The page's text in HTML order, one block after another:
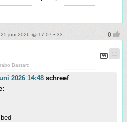
juni 2026 @ 17:07 • 33
Bastard
2026 14:48 schreef